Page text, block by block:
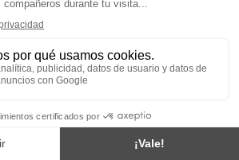
AL MENOS 5 PIEZAS DE FRUTA Y LEGUMBRES AL DIA.
tienen que ser utilizados en el cuadro de un modo de vida
sustitutos de un cuadro de vida sano y equilibrado. Solo